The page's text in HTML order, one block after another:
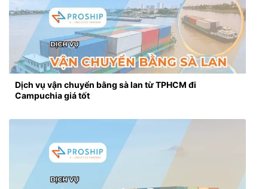
Dịch vụ vận chuyển bằng sà lan từ TPHCM đi
Campuchia giá tốt